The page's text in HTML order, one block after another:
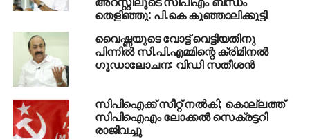
കാല്‍വഴുതി കൊക്കയില്‍ വീണ് മരിച്ചു
സ്‌കൂള്‍ സമയമാറ്റം; മത സംഘടനകളും
മാനേജ്‌മെന്റ് പ്രതിനിധികളുമായി മന്ത്രി
വി.ശിവന്‍കുട്ടി ഇന്ന് ചര്‍ച്ച നടത്തും
തെളിഞ്ഞു: പി.കെ കുഞ്ഞാലിക്കുട്ടി
വൈഷ്ണയുടെ വോട്ട് വെട്ടിയതിനു
പിന്നില്‍ സി.പി.എമ്മിന്റെ ക്രിമിനല്‍
ഗൂഡാലോചന: വിഡി സതീശന്‍
സിപിഐക്ക് സീറ്റ് നല്‍കി; കൊല്ലത്ത്
സിപിഐഎം ലോക്കല്‍ സെക്രട്ടറി
രാജിവച്ചു